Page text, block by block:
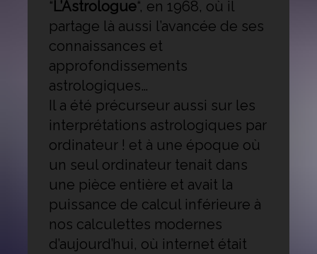
“ L’Astrologue“, en 1968, où il
partage là aussi l’avancée de ses
connaissances et
approfondissements
astrologiques…
Il a été précurseur aussi sur les
interprétations astrologiques par
ordinateur ! et à une époque où
un seul ordinateur tenait dans
une pièce entière et avait la
puissance de calcul inférieure à
nos calculettes modernes
d’aujourd’hui, où internet était